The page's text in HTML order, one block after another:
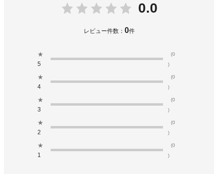
0.0
レビュー件数： 0件
★
5
(0
)
★
4
(0
)
★
3
(0
)
★
2
(0
)
★
1
(0
)